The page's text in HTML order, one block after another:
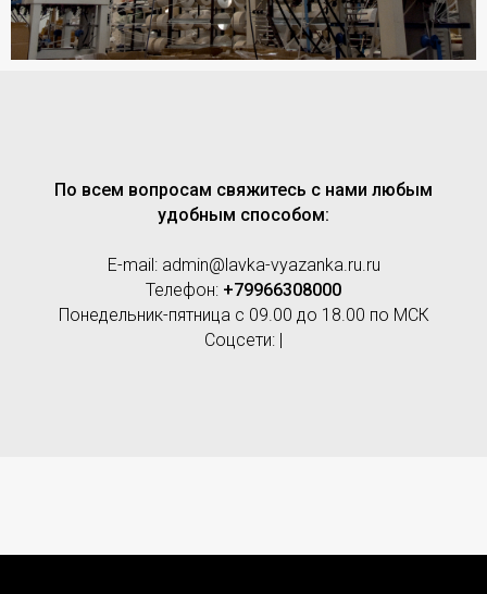
По всем вопросам свяжитесь с нами любым
удобным способом:
E-mail: admin@lavka-vyazanka.ru.ru
Телефон: +79966308000
Понедельник-пятница с 09.00 до 18.00 по МСК
Соцсети: |